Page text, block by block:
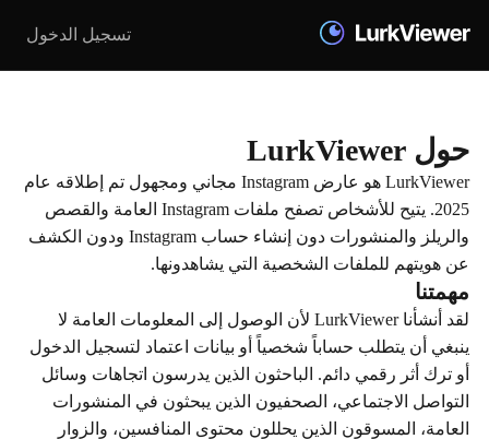
تسجيل الدخول
حول LurkViewer
LurkViewer هو عارض Instagram مجاني ومجهول تم إطلاقه عام
2025. يتيح للأشخاص تصفح ملفات Instagram العامة والقصص
والريلز والمنشورات دون إنشاء حساب Instagram ودون الكشف
عن هويتهم للملفات الشخصية التي يشاهدونها.
مهمتنا
لقد أنشأنا LurkViewer لأن الوصول إلى المعلومات العامة لا
ينبغي أن يتطلب حساباً شخصياً أو بيانات اعتماد لتسجيل الدخول
أو ترك أثر رقمي دائم. الباحثون الذين يدرسون اتجاهات وسائل
التواصل الاجتماعي، الصحفيون الذين يبحثون في المنشورات
العامة، المسوقون الذين يحللون محتوى المنافسين، والزوار